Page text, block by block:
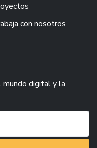
con nosotros
digital y la